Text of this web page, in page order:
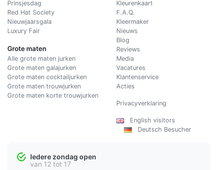
Prinsjesdag
Red Hat Society
Nieuwjaarsgala
Luxury Fair
Grote maten
Alle grote maten jurken
Grote maten galajurken
Grote maten cocktailjurken
Grote maten trouwjurken
Grote maten korte trouwjurken
Kleurenkaart
F.A.Q.
Kleermaker
Nieuws
Blog
Reviews
Media
Vacatures
Klantenservice
Acties
Privacyverklaring
English visitors
Deutsch Besucher
Iedere zondag open
van 12 tot 17